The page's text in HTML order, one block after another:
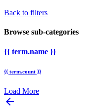
Back to filters
Browse sub-categories
{{ term.name }}
{{ term.count }}
Load More
arrow_backward